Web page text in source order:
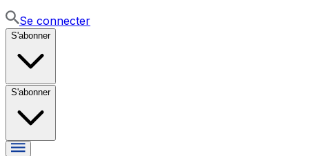
Se connecter
S'abonner
S'abonner